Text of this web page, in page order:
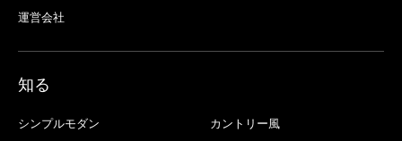
運営会社
知る
シンプルモダン
カントリー風